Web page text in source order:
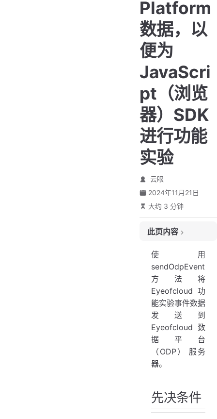
Platform
数据，以
便为
JavaScri
pt（浏览
器）SDK
进行功能
实验
云眼
2024年11月21日
大约 3 分钟
此页内容
JavaScript（浏览器）SDK 版本
描述
参数
返回
例
使用
sendOdpEvent
方法将
Eyeofcloud 功
能实验事件数据
发送到
Eyeofcloud 数
据平台
（ODP） 服务
器。
先决条件